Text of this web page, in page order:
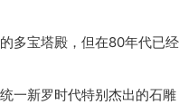
的多宝塔殿，但在80年代已经
一新罗时代特别杰出的石雕